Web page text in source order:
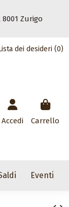
Zurigo
dei desideri (0)
Accedi Carrello
Eventi